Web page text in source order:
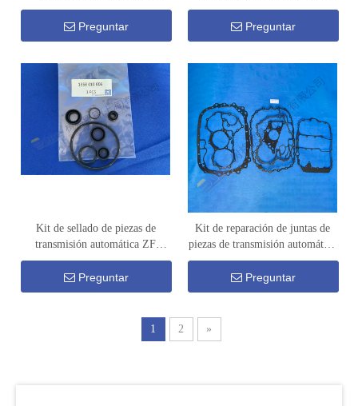
automática ZF TRAXON 1358
010 003
Preguntar
reparación del cilindro del HG
1358 010 002
Preguntar
Kit de sellado de piezas de
transmisión automática ZF
TRAXON 1358 010 006
Preguntar
Kit de reparación de juntas de
piezas de transmisión automática
ZF TRAXON, con Intarder
1358 010 005
Preguntar
1 2 »